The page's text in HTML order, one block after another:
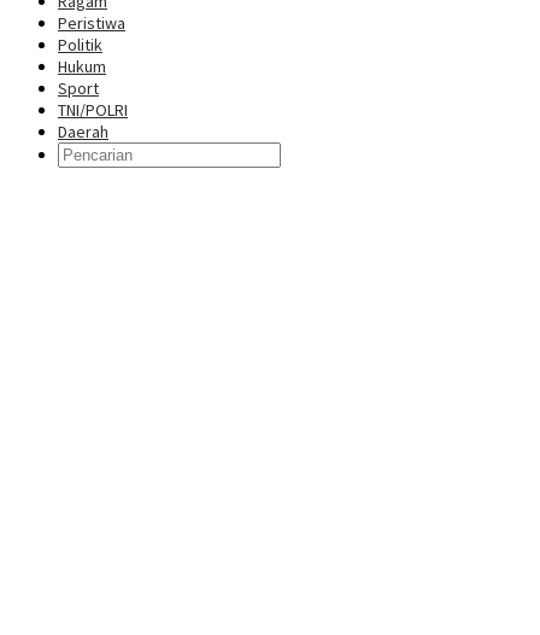
Peristiwa
Politik
Hukum
Sport
TNI/POLRI
Daerah